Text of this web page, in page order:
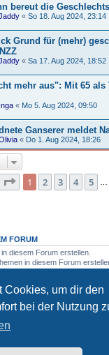
Cookies, um dir den
bei der Nutzung
bereut die
« So 18. Aug 2024, 23:14
Grund für (mehr)
« Sa 17. Aug 2024, 18:52
mehr aus": Mit 65 als
Inga « Mo 5. Aug 2024, 09:50
Ganserer meldet
« Do 1. Aug 2024, 18:26
Seite 1 von 29
1 2 3 4 5
FORUM
diesem Forum erstellen.
in diesem Forum
diesem Forum erstellen.
Übersetzung durchphpBB.de